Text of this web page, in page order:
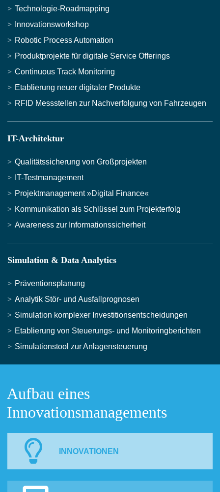
Technologie-Roadmapping
Innovationsworkshop
Robotic Process Automation
Produktprojekte für digitale Service Offerings
Continuous Track Monitoring
Etablierung neuer digitaler Produkte
RFID Messstellen zur Nachverfolgung von Fahrzeugen
IT-Architektur
Qualitätssicherung von Großprojekten
IT-Testmanagement
Projektmanagement »Digital Finance«
Kommunikation als Schlüssel zum Projekterfolg
Awareness zur Informationssicherheit
Simulation & Data Analytics
Präventionsplanung
Analytik Stör- und Ausfallprognosen
Simulation komplexer Investitionsentscheidungen
Etablierung von Steuerungs- und Monitoringberichten
Simulationstool zur Anlagensteuerung
Aufbau eines
Innovationsmanagements
INNOVATIONEN